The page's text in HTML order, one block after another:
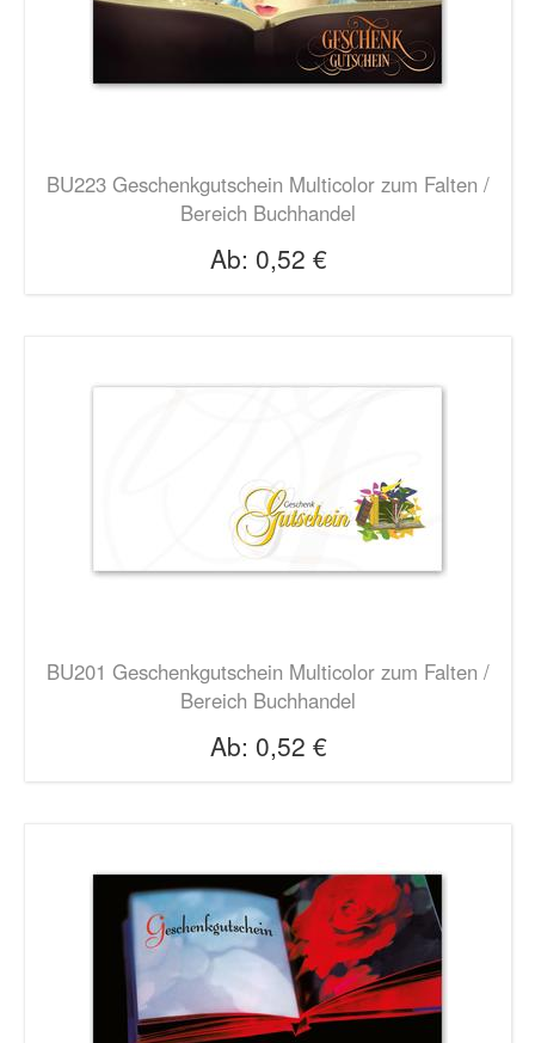
BU223 Geschenkgutschein Multicolor zum Falten /
Bereich Buchhandel
Ab: 0,52 €
BU201 Geschenkgutschein Multicolor zum Falten /
Bereich Buchhandel
Ab: 0,52 €